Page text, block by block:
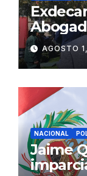
AGOSTO
NACIONAL
Jaime